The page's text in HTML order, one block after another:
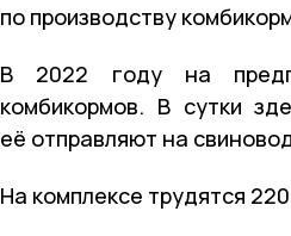
по производству
В 2022 году на
комбикормов. В сутки
её отправляют на
На комплексе трудятся